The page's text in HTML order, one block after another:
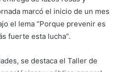
marcó el inicio de un mes
el lema “Porque prevenir es
fuerte esta lucha”.
se destaca el Taller de